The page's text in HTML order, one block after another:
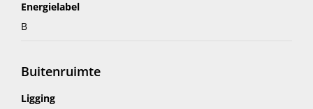
Energielabel
B
Buitenruimte
Ligging